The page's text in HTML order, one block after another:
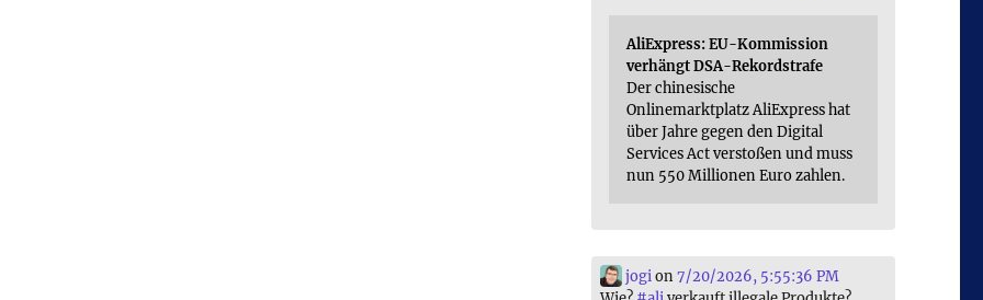
AliExpress: EU-Kommission
verhängt DSA-Rekordstrafe
Der chinesische
Onlinemarktplatz AliExpress hat
über Jahre gegen den Digital
Services Act verstoßen und muss
nun 550 Millionen Euro zahlen.
jogion7/20/2026, 5:55:36 PM